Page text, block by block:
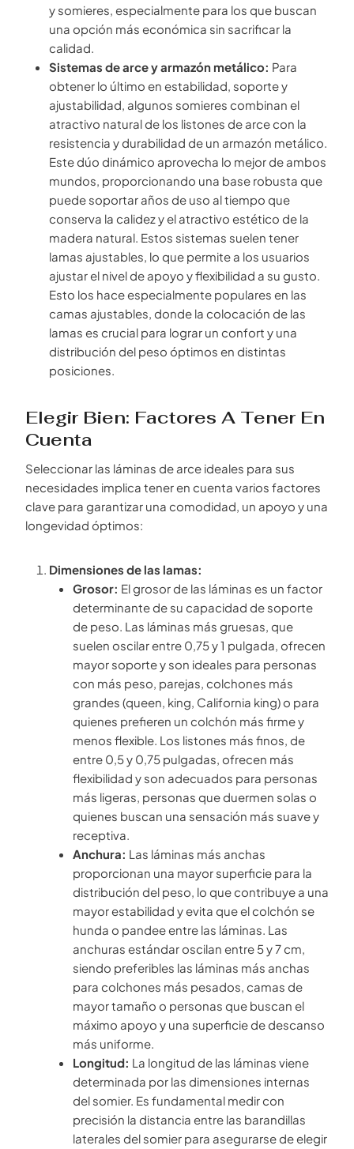
y somieres, especialmente para los que buscan
una opción más económica sin sacrificar la
calidad.
Sistemas de arce y armazón metálico: Para
obtener lo último en estabilidad, soporte y
ajustabilidad, algunos somieres combinan el
atractivo natural de los listones de arce con la
resistencia y durabilidad de un armazón metálico.
Este dúo dinámico aprovecha lo mejor de ambos
mundos, proporcionando una base robusta que
puede soportar años de uso al tiempo que
conserva la calidez y el atractivo estético de la
madera natural. Estos sistemas suelen tener
lamas ajustables, lo que permite a los usuarios
ajustar el nivel de apoyo y flexibilidad a su gusto.
Esto los hace especialmente populares en las
camas ajustables, donde la colocación de las
lamas es crucial para lograr un confort y una
distribución del peso óptimos en distintas
posiciones.
Elegir Bien: Factores A Tener En
Cuenta
Seleccionar las láminas de arce ideales para sus
necesidades implica tener en cuenta varios factores
clave para garantizar una comodidad, un apoyo y una
longevidad óptimos:
Dimensiones de las lamas:
Grosor: El grosor de las láminas es un factor
determinante de su capacidad de soporte
de peso. Las láminas más gruesas, que
suelen oscilar entre 0,75 y 1 pulgada, ofrecen
mayor soporte y son ideales para personas
con más peso, parejas, colchones más
grandes (queen, king, California king) o para
quienes prefieren un colchón más firme y
menos flexible. Los listones más finos, de
entre 0,5 y 0,75 pulgadas, ofrecen más
flexibilidad y son adecuados para personas
más ligeras, personas que duermen solas o
quienes buscan una sensación más suave y
receptiva.
Anchura: Las láminas más anchas
proporcionan una mayor superficie para la
distribución del peso, lo que contribuye a una
mayor estabilidad y evita que el colchón se
hunda o pandee entre las láminas. Las
anchuras estándar oscilan entre 5 y 7 cm,
siendo preferibles las láminas más anchas
para colchones más pesados, camas de
mayor tamaño o personas que buscan el
máximo apoyo y una superficie de descanso
más uniforme.
Longitud: La longitud de las láminas viene
determinada por las dimensiones internas
del somier. Es fundamental medir con
precisión la distancia entre las barandillas
laterales del somier para asegurarse de elegir